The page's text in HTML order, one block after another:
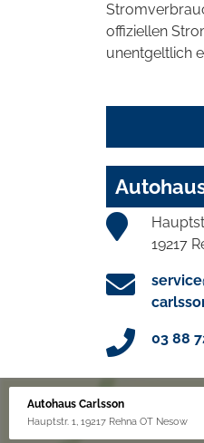
offiziellen
unentgeltlich
19217
03 88
Autohaus Carlsson
Hauptstr. 1, 19217 Rehna OT Nesow